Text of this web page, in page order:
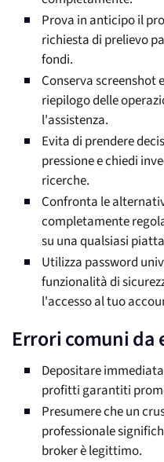
Prova in anticipo il
richiesta di prelievo
fondi.
Conserva screenshot
riepilogo delle
l'assistenza.
Evita di prendere
pressione e chiedi
ricerche.
Confronta le
completamente
su una qualsiasi
Utilizza password
funzionalità di
l'accesso al tuo
Errori comuni da
Depositare
profitti garantiti
Presumere che un
professionale
broker è legittimo.